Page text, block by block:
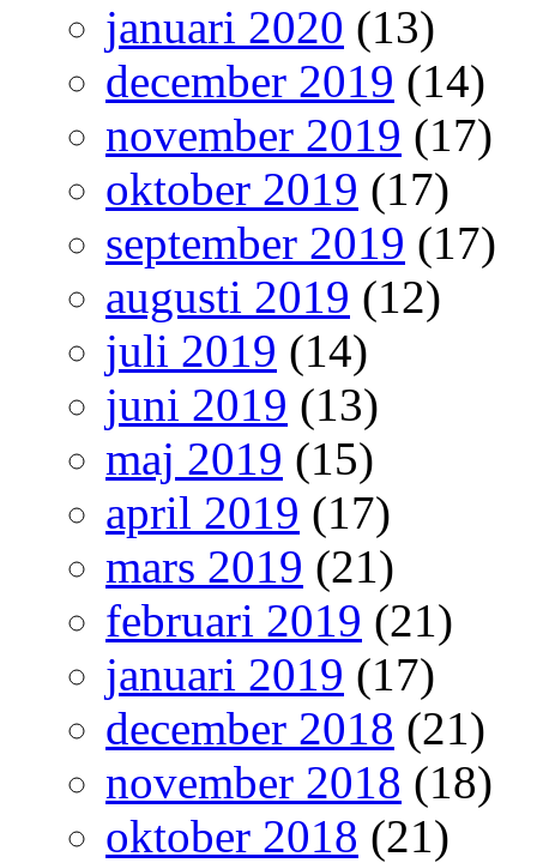
januari 2020 (13)
december 2019 (14)
november 2019 (17)
oktober 2019 (17)
september 2019 (17)
augusti 2019 (12)
juli 2019 (14)
juni 2019 (13)
maj 2019 (15)
april 2019 (17)
mars 2019 (21)
februari 2019 (21)
januari 2019 (17)
december 2018 (21)
november 2018 (18)
oktober 2018 (21)